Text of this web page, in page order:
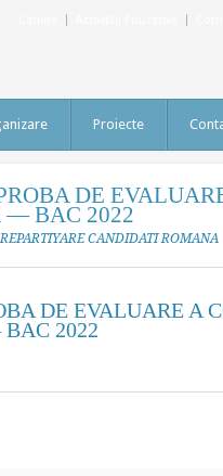
Proiecte
DE
— BAC 2022
REPARTIYARE CANDIDATI ROMANA
DE EVALUARE A
2022